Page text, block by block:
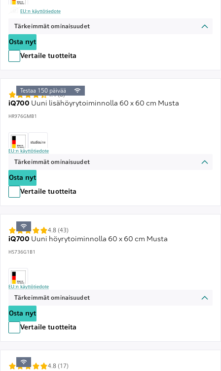
EU:n käyttötiedote
Tärkeimmät ominaisuudet
Osta nyt
Vertaile tuotteita
iQ700 Uuni lisähöyrytoiminnolla 60 x 60 cm Musta
HR976GMB1
4.4 (8)
Testaa 150 päivää
EU:n käyttötiedote
Tärkeimmät ominaisuudet
Osta nyt
Vertaile tuotteita
iQ700 Uuni höyrytoiminnolla 60 x 60 cm Musta
HS736G1B1
4.8 (43)
EU:n käyttötiedote
Tärkeimmät ominaisuudet
Osta nyt
Vertaile tuotteita
4.8 (17)